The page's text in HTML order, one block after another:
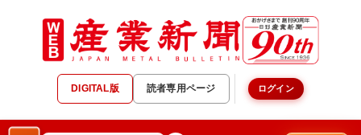
DIGITAL版 読者専用ページ ログイン